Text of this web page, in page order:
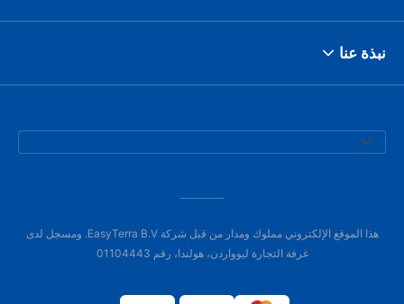
نبذة عنا
هذا الموقع الإلكتروني مملوك ومدار من قبل شركة EasyTerra B.V. ومسجل لدى
غرفة التجارة ليوواردن، هولندا، رقم 01104443